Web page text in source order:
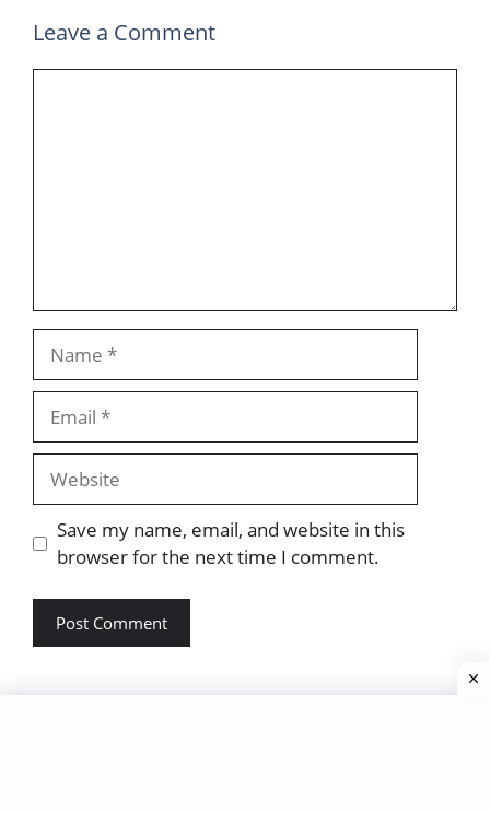
Leave a Comment
Website
Save my name, email, and website in this
browser for the next time I comment.